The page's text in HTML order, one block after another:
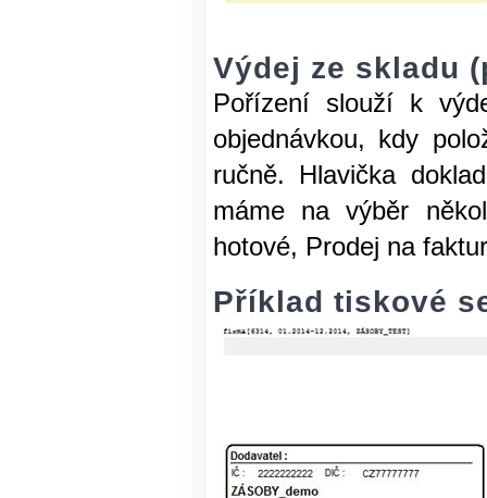
Výdej ze skladu
Pořízení slouží k
objednávkou, kdy
ručně. Hlavička
máme na výběr
hotové, Prodej na
Příklad tiskové